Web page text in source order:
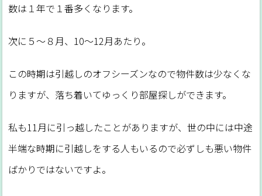
数は１年で１番多くなります。
次に５～８月、10～12月あたり。
この時期は引越しのオフシーズンなので物件数は少なくな
りますが、落ち着いてゆっくり部屋探しができます。
私も11月に引っ越したことがありますが、世の中には中途
半端な時期に引越しをする人もいるので必ずしも悪い物件
ばかりではないですよ。